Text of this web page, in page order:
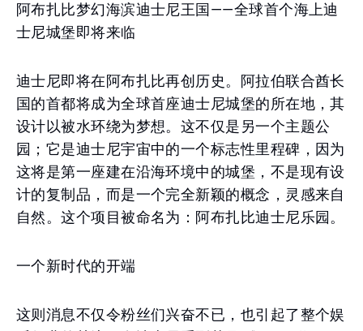
阿布扎比梦幻海滨迪士尼王国——全球首个海上迪
士尼城堡即将来临
迪士尼即将在阿布扎比再创历史。阿拉伯联合酋长
国的首都将成为全球首座迪士尼城堡的所在地，其
设计以被水环绕为梦想。这不仅是另一个主题公
园；它是迪士尼宇宙中的一个标志性里程碑，因为
这将是第一座建在沿海环境中的城堡，不是现有设
计的复制品，而是一个完全新颖的概念，灵感来自
自然。这个项目被命名为：阿布扎比迪士尼乐园。
一个新时代的开端
这则消息不仅令粉丝们兴奋不已，也引起了整个娱